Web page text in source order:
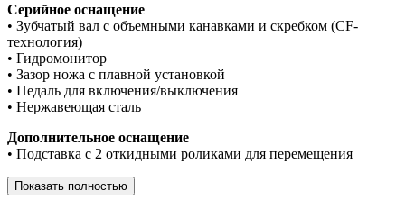
Серийное оснащение
• Зубчатый вал с объемными канавками и скребком (CF-
технология)
• Гидромонитор
• Зазор ножа с плавной установкой
• Педаль для включения/выключения
• Нержавеющая сталь
Дополнительное оснащение
• Подставка с 2 откидными роликами для перемещения
Показать полностью